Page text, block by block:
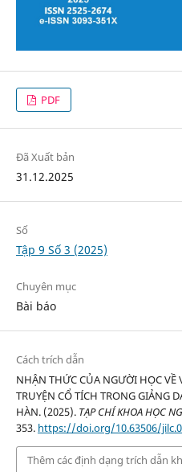
PDF
Đã Xuất bản
31.12.2025
Số
Tập 9 Số 3 (2025)
Chuyên mục
Bài báo
Cách trích dẫn
NHẬN THỨC CỦA NGƯỜI HỌC VỀ
TRUYỆN CỔ TÍCH TRONG GIẢNG
HÀN. (2025). TẠP CHÍ KHOA HỌC
353. https://doi.org/10.63506/
Thêm các định dạng trích dẫn